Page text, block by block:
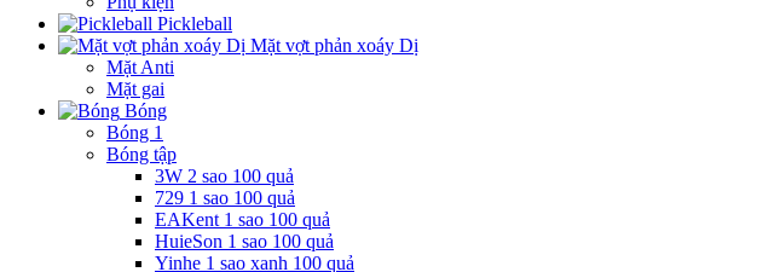
Pickleball
Mặt vợt phản xoáy Dị
Mặt Anti
Mặt gai
Bóng
Bóng 1
Bóng tập
3W 2 sao 100 quả
729 1 sao 100 quả
EAKent 1 sao 100 quả
HuieSon 1 sao 100 quả
Yinhe 1 sao xanh 100 quả